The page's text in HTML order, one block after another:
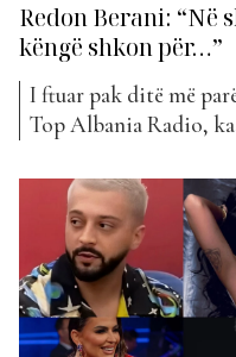
Redon Berani: “Në
këngë shkon për…”
I ftuar pak ditë më
Top Albania Radio,
dhe ka komentuar
ndodhura së fundmi
4”. ...